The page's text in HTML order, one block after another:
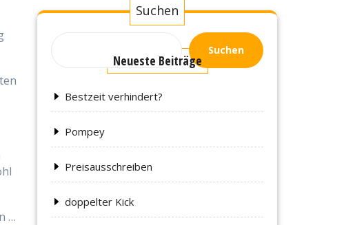
…
Suchen
Suchen
Neueste Beiträge
Bestzeit verhindert?
Pompey
Preisausschreiben
doppelter Kick